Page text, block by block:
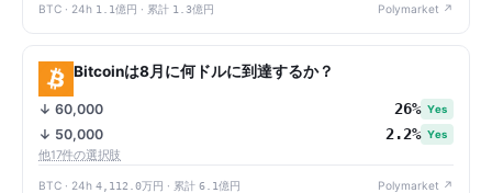
BTC · 24h 1.1億円 · 累計 1.3億円 Polymarket ↗
Bitcoinは8月に何ドルに到達するか？
↓ 60,000 26% Yes
↓ 50,000 2.2% Yes
他17件の選択肢
BTC · 24h 4,112.0万円 · 累計 6.1億円 Polymarket ↗